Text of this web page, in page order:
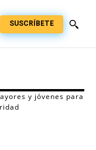
SUSCRÍBETE
y jóvenes para